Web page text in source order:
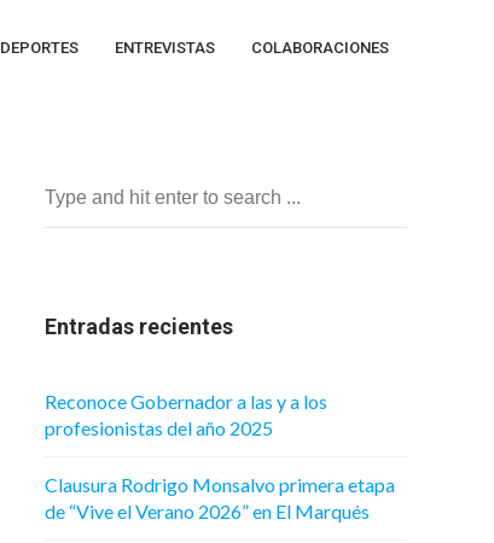
DEPORTES ENTREVISTAS COLABORACIONES
Entradas recientes
Reconoce Gobernador a las y a los
profesionistas del año 2025
Clausura Rodrigo Monsalvo primera etapa
de “Vive el Verano 2026” en El Marqués